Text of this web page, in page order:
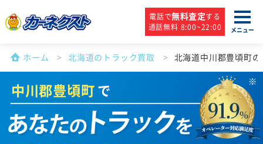
電話で無料査定する
通話無料 8:00~22:00
メニュー
ホーム 北海道のトラック買取 北海道中川郡豊頃町
中川郡豊頃町で